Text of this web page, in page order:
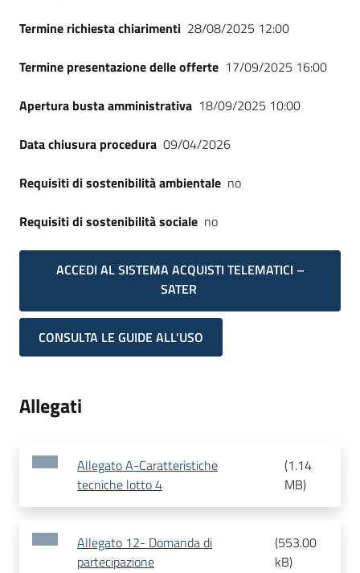
Termine richiesta chiarimenti 28/08/2025 12:00
Termine presentazione delle offerte 17/09/2025 16:00
Apertura busta amministrativa 18/09/2025 10:00
Data chiusura procedura 09/04/2026
Requisiti di sostenibilità ambientale no
Requisiti di sostenibilità sociale no
ACCEDI AL SISTEMA ACQUISTI TELEMATICI –
SATER
CONSULTA LE GUIDE ALL'USO
Allegati
Allegato A-Caratteristiche
tecniche lotto 4
(1.14
MB)
Allegato 12- Domanda di
partecipazione
(553.00
kB)